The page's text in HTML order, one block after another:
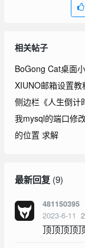
相关帖子
BoGong Cat桌面
XIUNO邮箱设置教
侧边栏《人生倒计
我mysql的端口修
的位置 求解
最新回复(9)
481150395
2023-6-11 2
顶顶顶顶